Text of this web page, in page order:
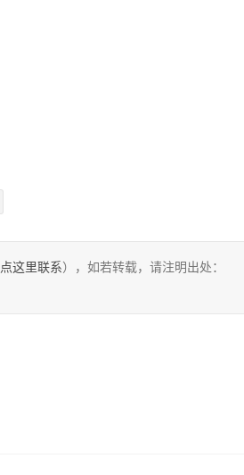
点这里联系），如若转载，请注明出处：